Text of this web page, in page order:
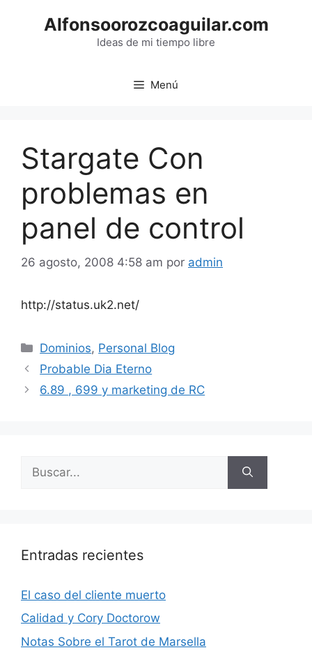
Alfonsoorozcoaguilar.com
Ideas de mi tiempo libre
Menú
Stargate Con
problemas en
panel de control
26 agosto, 2008 4:58 am por admin
http://status.uk2.net/
Categorías
Dominios, Personal Blog
Probable Dia Eterno
6.89 , 699 y marketing de RC
Entradas recientes
El caso del cliente muerto
Calidad y Cory Doctorow
Notas Sobre el Tarot de Marsella